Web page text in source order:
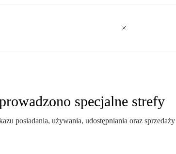
specjalne strefy
posiadania, używania, udostępniania oraz